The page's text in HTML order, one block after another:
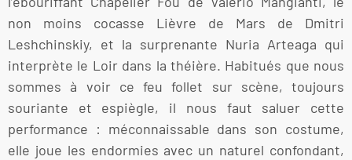
non moins cocasse Lièvre de Mars de Dmitri
Leshchinskiy, et la surprenante Nuria Arteaga qui
interprète le Loir dans la théière. Habitués que nous
sommes à voir ce feu follet sur scène, toujours
souriante et espiègle, il nous faut saluer cette
performance : méconnaissable dans son costume,
elle joue les endormies avec un naturel confondant,